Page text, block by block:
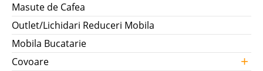
Masute de Cafea
Outlet/Lichidari Reduceri Mobila
Mobila Bucatarie
Covoare
+